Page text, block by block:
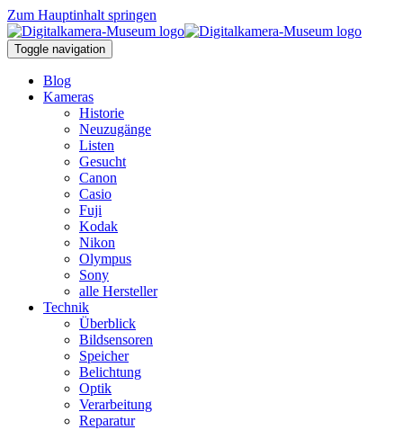
Zum Hauptinhalt springen
Toggle navigation
Blog
Kameras
Historie
Neuzugänge
Listen
Gesucht
Canon
Casio
Fuji
Kodak
Nikon
Olympus
Sony
alle Hersteller
Technik
Überblick
Bildsensoren
Speicher
Belichtung
Optik
Verarbeitung
Reparatur